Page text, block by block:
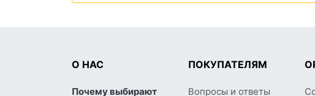
О НАС
Почему выбирают
ПОКУПАТЕЛЯМ
Вопросы и ответы